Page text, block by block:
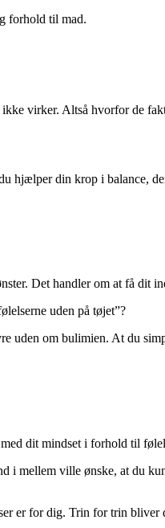
forhold til mad.
virker. Altså hvorfor de
hjælper din krop i balance,
Det handler om at få dit
uden på tøjet”?
om bulimien. At du
dit mindset i forhold til
mellem ville ønske, at du
er for dig. Trin for trin bliver